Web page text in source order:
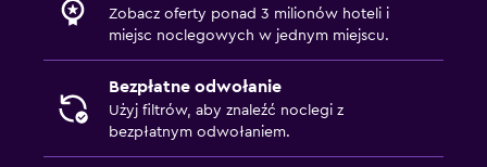
Zobacz oferty ponad 3 milionów hoteli i
miejsc noclegowych w jednym miejscu.
Bezpłatne odwołanie
Użyj filtrów, aby znaleźć noclegi z
bezpłatnym odwołaniem.